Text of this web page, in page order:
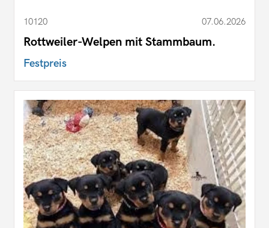
10120 07.06.2026
Rottweiler-Welpen mit Stammbaum.
Festpreis